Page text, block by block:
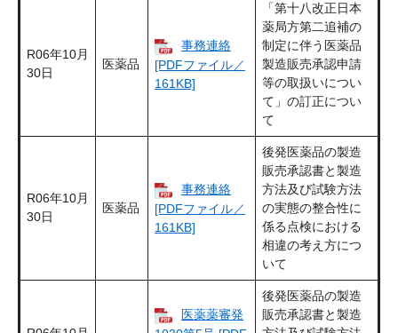
R06年10月
30日
医薬品
事務連絡
[PDFファイル／
161KB]
「第十八改正日本
薬局方第二追補の
制定に伴う医薬品
製造販売承認申請
等の取扱いについ
て」の訂正につい
て
R06年10月
30日
医薬品
事務連絡
[PDFファイル／
161KB]
後発医薬品の製造
販売承認書と製造
方法及び試験方法
の実態の整合性に
係る点検における
相違の考え方につ
いて
医薬薬審発
後発医薬品の製造
販売承認書と製造